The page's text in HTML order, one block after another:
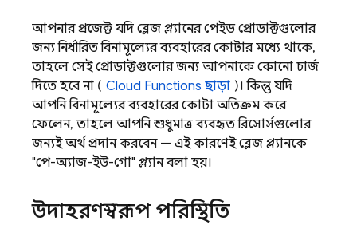
আপনার প্রজেক্ট যদি ব্লেজ প্ল্যানের পেইড প্রোডাক্টগুলোর
জন্য নির্ধারিত বিনামূল্যের ব্যবহারের কোটার মধ্যে থাকে,
তাহলে সেই প্রোডাক্টগুলোর জন্য আপনাকে কোনো চার্জ
দিতে হবে না ( Cloud Functions ছাড়া )। কিন্তু যদি
আপনি বিনামূল্যের ব্যবহারের কোটা অতিক্রম করে
ফেলেন, তাহলে আপনি শুধুমাত্র ব্যবহৃত রিসোর্সগুলোর
জন্যই অর্থ প্রদান করবেন — এই কারণেই ব্লেজ প্ল্যানকে
"পে-অ্যাজ-ইউ-গো" প্ল্যান বলা হয়।
উদাহরণস্বরূপ পরিস্থিতি